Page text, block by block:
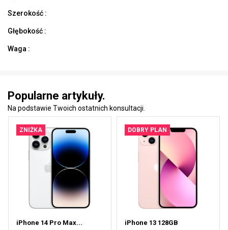
Szerokość :
Głębokość :
Waga :
Popularne artykuły.
Na podstawie Twoich ostatnich konsultacji.
ZNIŻKA
iPhone 14 Pro Max...
DOBRY PLAN
iPhone 13 128GB